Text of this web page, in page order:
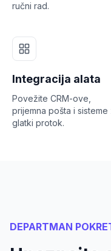
ručni rad.
Integracija alata
Povežite CRM-ove,
prijemna pošta i sisteme
glatki protok.
DEPARTMAN